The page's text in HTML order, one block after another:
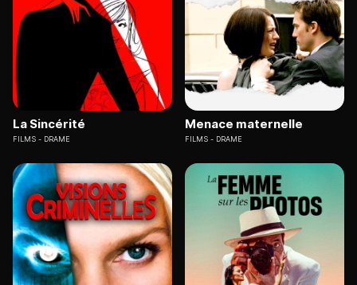
La Sincérité
FILMS DRAME
Menace maternelle
FILMS DRAME